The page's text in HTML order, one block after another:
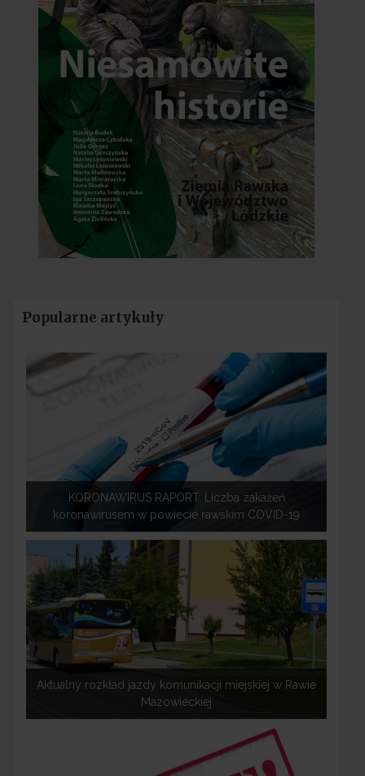
Popularne artykuły
KORONAWIRUS RAPORT: Liczba zakażeń
koronawirusem w powiecie rawskim COVID-19
Aktualny rozkład jazdy komunikacji miejskiej w Rawie
Mazowieckiej